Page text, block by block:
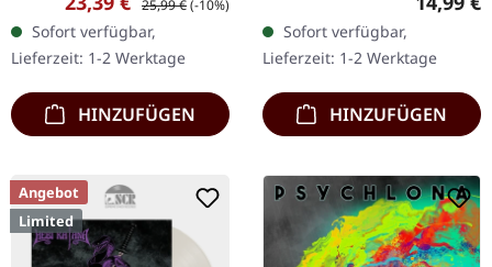
schwarz marmoriertes
Vinyl. "Songs For Satan"
von Dopelord…
25,99 €(-10%)
Sofort verfügbar,
Lieferzeit: 1-2 Werktage
HINZUFÜGEN
Digisleeve. Jeder Track auf
Howling Giants zweitem
Werk…
Sofort verfügbar,
Lieferzeit: 1-2 Werktage
HINZUFÜGEN
Angebot
Limited